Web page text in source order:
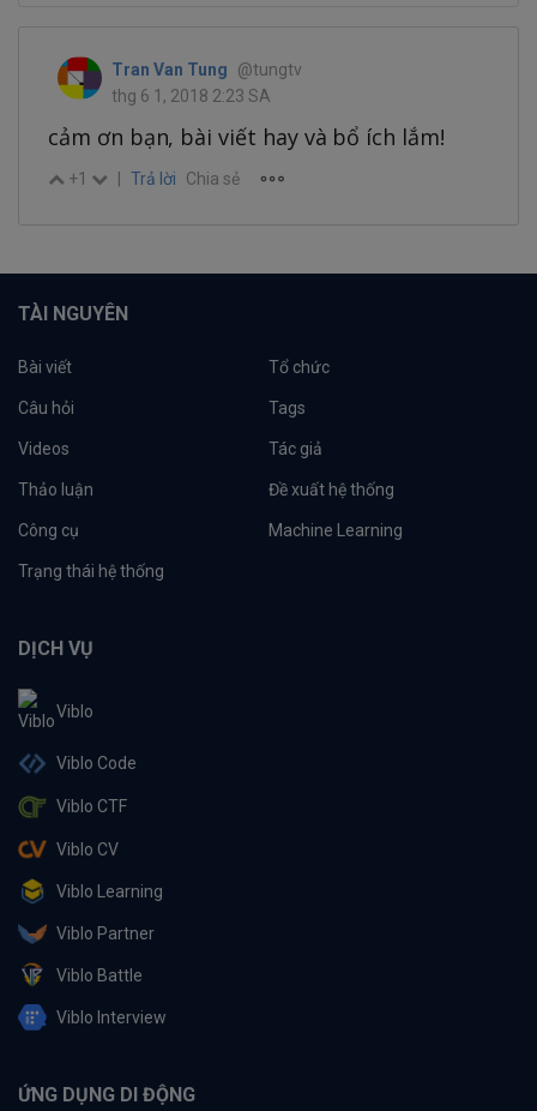
Tran Van Tung
@tungtv
thg 6 1, 2018 2:23 SA
cảm ơn bạn, bài viết hay và bổ ích lắm!
+1 Trả lời Chia sẻ
TÀI NGUYÊN
Bài viết Tổ chức
Câu hỏi Tags
Videos Tác giả
Thảo luận Đề xuất hệ thống
Công cụ Machine Learning
Trạng thái hệ thống
DỊCH VỤ
Viblo
Viblo Code
Viblo CTF
Viblo CV
Viblo Learning
Viblo Partner
Viblo Battle
Viblo Interview
ỨNG DỤNG DI ĐỘNG